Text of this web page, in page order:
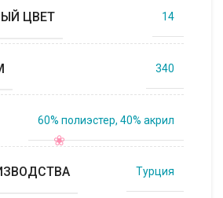
ЦВЕТ 14
340
60% полиэстер, 40% акрил
Турция